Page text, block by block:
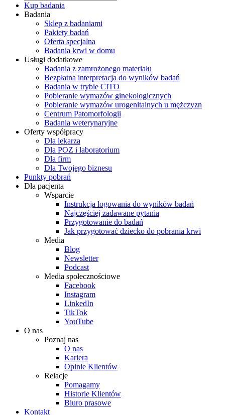
Kup badania
Badania
Sklep z badaniami
Pakiety badań
Oferta specjalna
Badania krwi w domu
Usługi dodatkowe
Badania z zamrożonego materiału
Bezpłatna interpretacja do wyników badań
Badania w trybie CITO
Pobieranie wymazów ginekologicznych
Pobieranie wymazów urogenitalnych u mężczyzn
Centrum Patomorfologii
Badania weterynaryjne
Oferty współpracy
Dla lekarza
Dla POZ i laboratorium
Dla firm
Dla Twojego biznesu
Punkty pobrań
Dla pacjenta
Wsparcie
Instrukcja logowania do wyników badań
Najczęściej zadawane pytania
Przygotowanie do badań
Jak przygotować dziecko do pobrania krwi
Media
Blog
Newsletter
Podcast
Media społecznościowe
Facebook
Instagram
LinkedIn
TikTok
YouTube
O nas
Poznaj nas
O nas
Kariera
Opinie Klientów
Relacje
Pomagamy
Historie Klientów
Biuro prasowe
Kontakt